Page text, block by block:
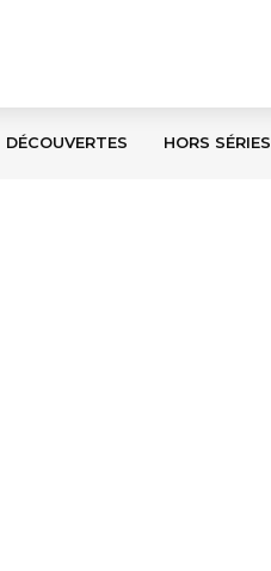
DÉCOUVERTES HORS SÉRIES